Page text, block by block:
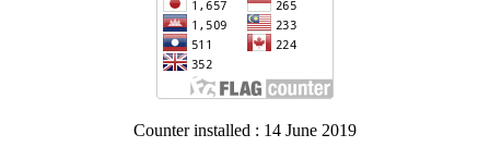
Counter installed : 14 June 2019